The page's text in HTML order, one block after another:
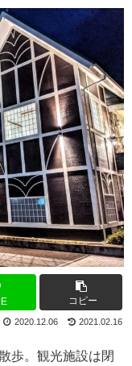
コピー
2021.02.16
2020.12.06
歩。観光施設は閉